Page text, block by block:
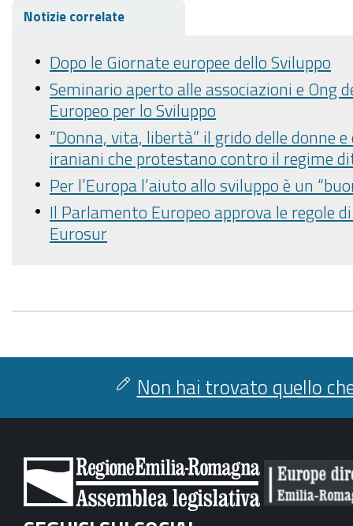
Notizie correlate
Dopo le Giornate europee dello Sviluppo
Seminario aperto alle associazioni e Ong
Europeo per lo Sviluppo
“Donna, vita, libertà” il grido delle donne
iraniani che protestano contro il regime
Per l’Europa l’aiuto allo sviluppo è un
Il Parlamento Europeo approva le regole
Eurosur
Non hai trovato quello